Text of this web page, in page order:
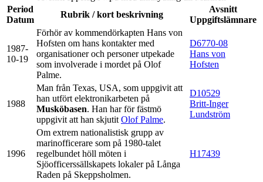
Period
Datum
Rubrik / kort beskrivning
Avsnitt
Uppgiftslämnare
1987-
10-19
Förhör av kommendörkapten Hans von
Hofsten om hans kontakter med
organisationer och personer utpekade
som involverade i mordet på Olof
Palme.
D6770-08
Hans von
Hofsten
1988
Man från Texas, USA, som uppgivit att
han utfört elektronikarbeten på
Musköbasen. Han har för fästmö
uppgivit att han skjutitOlof Palme.
D10529
Britt-Inger
Lundström
1996
Om extrem nationalistisk grupp av
marinofficerare som på 1980-talet
regelbundet höll möten i
Sjöofficerssällskapets lokaler på Långa
Raden på Skeppsholmen.
H17439